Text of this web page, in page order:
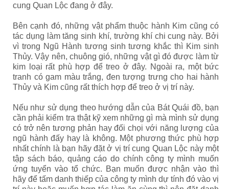
cung Quan Lộc đang ở đây.
Bên cạnh đó, những vật phẩm thuộc hành Kim cũng có
tác dụng làm tăng sinh khí, trường khí chi cung này. Bởi
vì trong Ngũ Hành tương sinh tương khắc thì Kim sinh
Thủy. Vậy nên, chuông gió, những vật gì đó được làm từ
kim loại rất phù hợp để treo ở đây. Ngoài ra, một bức
tranh có gam màu trắng, đen tượng trưng cho hai hành
Thủy và Kim cũng rất thích hợp để treo ở vị trí này.
Nếu như sử dụng theo hướng dẫn của Bát Quái đồ, bạn
cần phải kiểm tra thật kỹ xem những gì mà mình sử dụng
có trở nên tương phản hay đối chọi với năng lượng của
ngũ hành đấy hay là không. Một phương thức phù hợp
nhất chính là bạn hãy đặt ở vị trí cung Quan Lộc này một
tập sách báo, quảng cáo do chính công ty mình muốn
ứng tuyển vào tổ chức. Bạn muốn được nhận vào thì
hãy để tấm danh thiếp của công ty mình dự tính đó vào vị